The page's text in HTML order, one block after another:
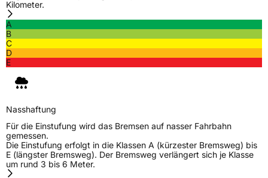
Kilometer.
A
B
C
D
E
Nasshaftung
Für die Einstufung wird das Bremsen auf nasser Fahrbahn
gemessen.
Die Einstufung erfolgt in die Klassen A (kürzester Bremsweg) bis
E (längster Bremsweg). Der Bremsweg verlängert sich je Klasse
um rund 3 bis 6 Meter.